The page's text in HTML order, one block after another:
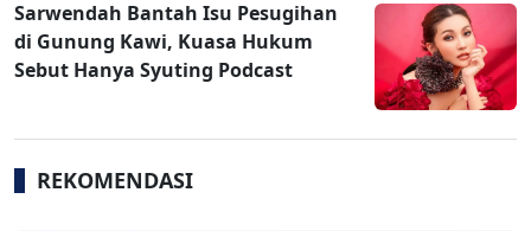
Sarwendah Bantah Isu Pesugihan
di Gunung Kawi, Kuasa Hukum
Sebut Hanya Syuting Podcast
REKOMENDASI